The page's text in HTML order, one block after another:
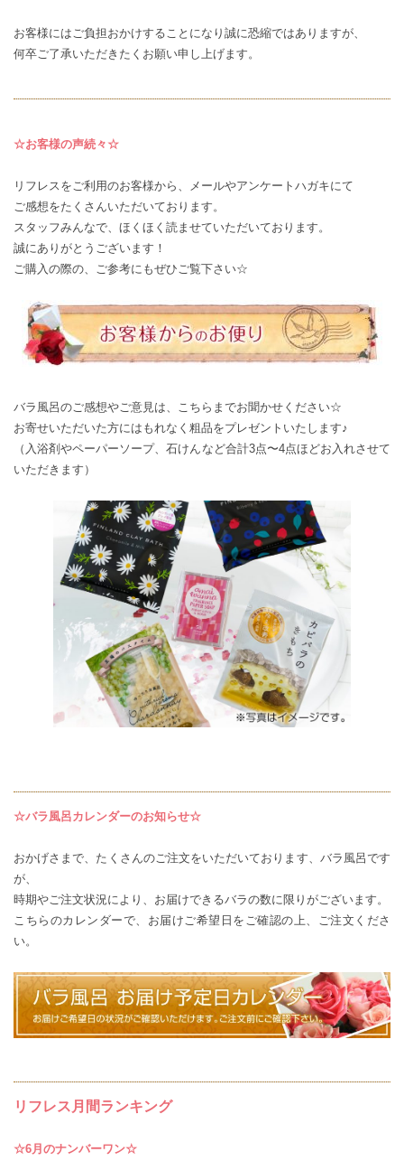
お客様にはご負担おかけすることになり誠に恐縮ではありますが、
何卒ご了承いただきたくお願い申し上げます。
☆お客様の声続々☆
リフレスをご利用のお客様から、メールやアンケートハガキにて
ご感想をたくさんいただいております。
スタッフみんなで、ほくほく読ませていただいております。
誠にありがとうございます！
ご購入の際の、ご参考にもぜひご覧下さい☆
バラ風呂のご感想やご意見は、 こちら までお聞かせください☆
お寄せいただいた方にはもれなく粗品をプレゼントいたします♪
（入浴剤やペーパーソープ、石けんなど合計3点〜4点ほどお入れさせて
いただきます）
☆バラ風呂カレンダーのお知らせ☆
おかげさまで、たくさんのご注文をいただいております、バラ風呂です
が、
時期やご注文状況により、お届けできるバラの数に限りがございます。
こちらのカレンダーで、お届けご希望日をご確認の上、ご注文くださ
い。
リフレス月間ランキング
☆6月のナンバーワン☆